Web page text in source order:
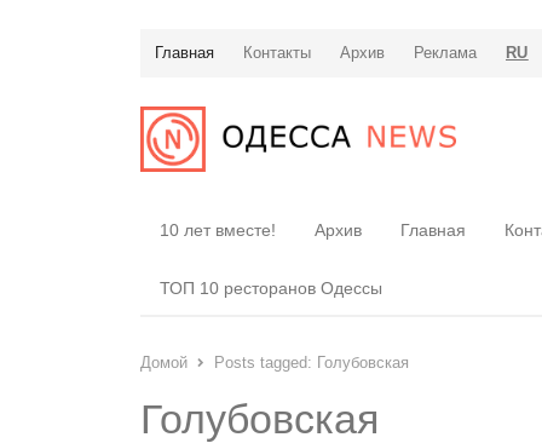
Главная Контакты Архив Реклама RU
10 лет вместе! Архив Главная
ТОП 10 ресторанов Одессы
Домой Posts tagged: Голубовская
Голубовская